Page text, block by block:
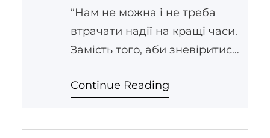
та Галичини. У сорокових
роках XX століття радянська
влада закрила семінарію і
“Нам не можна і не треба
втрачати надії на кращі часи.
Замість того, аби зневіритися
колись Блаженніший
Continue Reading